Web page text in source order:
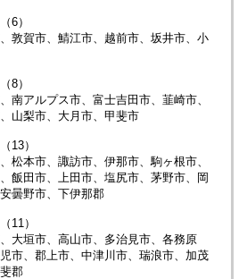
6）
敦賀市、鯖江市、越前市、坂井市、小
8）
南アルプス市、富士吉田市、韮崎市、
山梨市、大月市、甲斐市
13）
松本市、諏訪市、伊那市、駒ヶ根市、
飯田市、上田市、塩尻市、茅野市、岡
曇野市、下伊那郡
11）
大垣市、高山市、多治見市、各務原
市、郡上市、中津川市、瑞浪市、加茂
郡